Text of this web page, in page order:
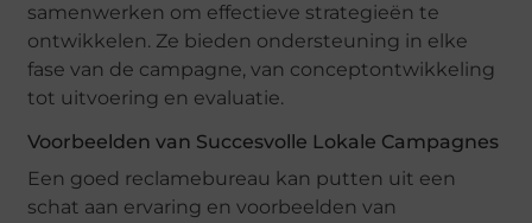
samenwerken om effectieve strategieën te
ontwikkelen. Ze bieden ondersteuning in elke
fase van de campagne, van conceptontwikkeling
tot uitvoering en evaluatie.
Voorbeelden van Succesvolle Lokale Campagnes
Een goed reclamebureau kan putten uit een
schat aan ervaring en voorbeelden van